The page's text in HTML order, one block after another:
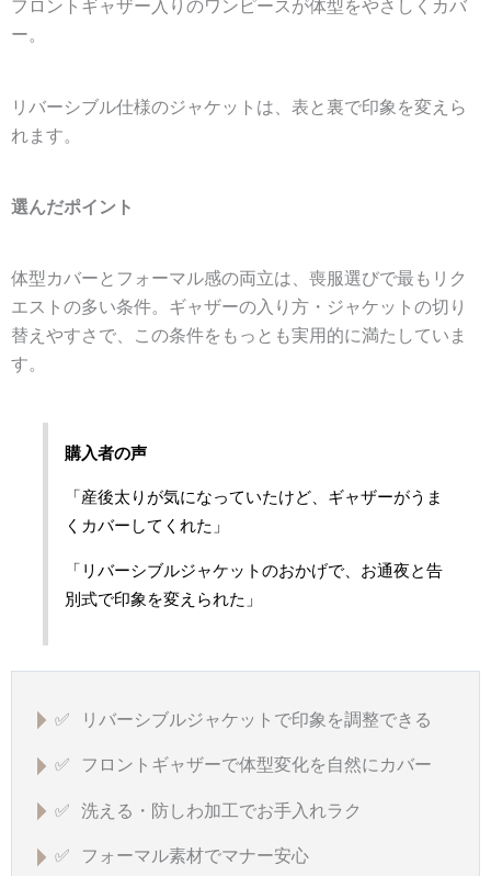
フロントギャザー入りのワンピースが体型をやさしくカバ
ー。
リバーシブル仕様のジャケットは、表と裏で印象を変えら
れます。
選んだポイント
体型カバーとフォーマル感の両立は、喪服選びで最もリク
エストの多い条件。ギャザーの入り方・ジャケットの切り
替えやすさで、この条件をもっとも実用的に満たしていま
す。
購入者の声
「産後太りが気になっていたけど、ギャザーがうま
くカバーしてくれた」
「リバーシブルジャケットのおかげで、お通夜と告
別式で印象を変えられた」
✅ リバーシブルジャケットで印象を調整できる
✅ フロントギャザーで体型変化を自然にカバー
✅ 洗える・防しわ加工でお手入れラク
✅ フォーマル素材でマナー安心